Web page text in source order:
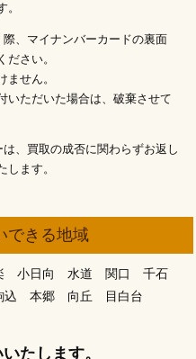
、マイナンバーカードの裏面
ださい。
ません。
いただいた場合は、破棄させて
、買取の成否に関わらずお返し
ます。
できる地域
小日向 水道 関口
千石
込 本郷 向丘
目白台
たします。